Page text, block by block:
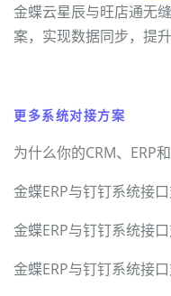
金蝶云星辰与旺店通无
案，实现数据同步，提
更多系统对接方案
为什么你的CRM、ERP
金蝶ERP与钉钉系统接
金蝶ERP与钉钉系统接
金蝶ERP与钉钉系统接